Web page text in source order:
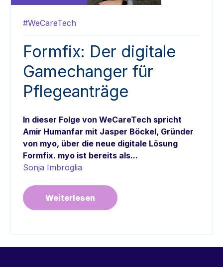
#WeCareTech
Formfix: Der digitale
Gamechanger für
Pflegeanträge
In dieser Folge von WeCareTech spricht
Amir Humanfar mit Jasper Böckel, Gründer
von myo, über die neue digitale Lösung
Formfix. myo ist bereits als...
Sonja Imbroglia
Weiterlesen